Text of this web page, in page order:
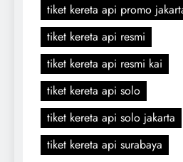
tiket kereta api promo
tiket kereta api resmi
tiket kereta api resmi kai
tiket kereta api solo
tiket kereta api solo jakarta
tiket kereta api surabaya